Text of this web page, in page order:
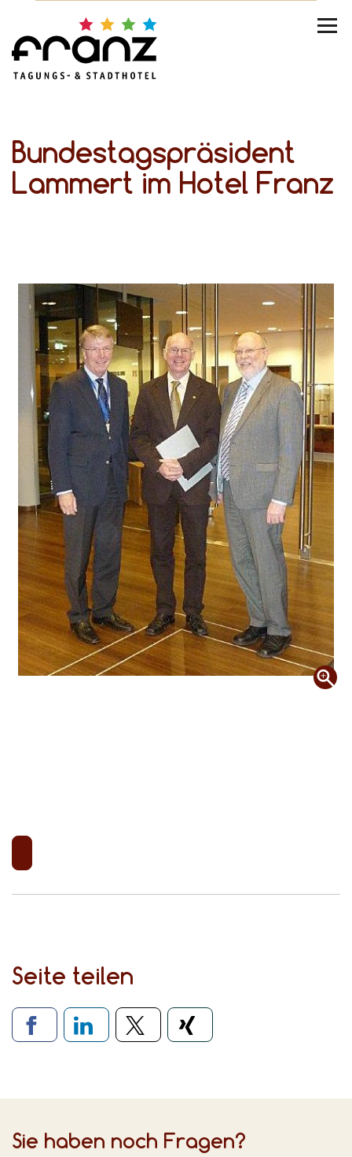
Bundestagspräsident
Lammert im Hotel Franz
Seite teilen
Verlinkung zu sozialen Medien
Sie haben noch Fragen?